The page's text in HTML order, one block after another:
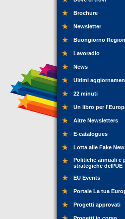
Brochure
Newsletter
Buongiorno
Lavoradio
News
Ultimi
22 minuti
Un libro per
Altre Newsletters
E-catalogues
Lotta alle Fake
Politiche annuali e
strategiche dell’UE
EU Events
Portale La tua
Progetti approvati